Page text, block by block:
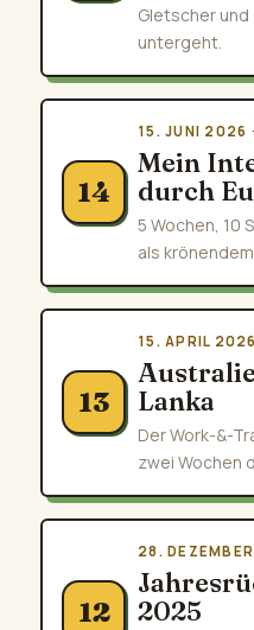
Gletscher
untergeht.
14
15. JUNI 2026
Mein
durch
5 Wochen, 10
als
13
15. APRIL 2026
Lanka
Der Work-&-
zwei Wochen
12
28.
2025